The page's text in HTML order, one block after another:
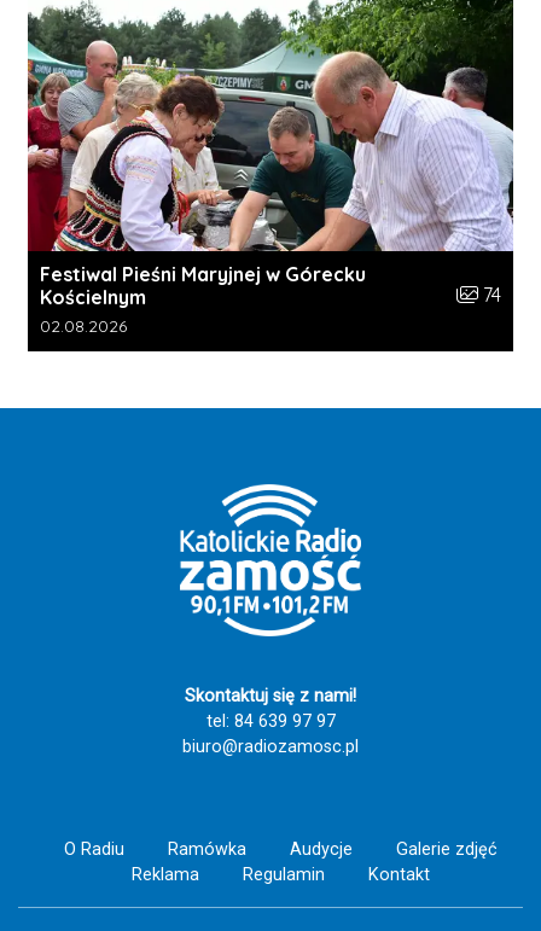
Festiwal Pieśni Maryjnej w Górecku
Kościelnym
Liczba
74
Data dodania galerii:
02.08.2026
Skontaktuj się z nami!
tel: 84 639 97 97
biuro@radiozamosc.pl
O Radiu Ramówka Audycje
Galerie zdjęć
Reklama
Regulamin Kontakt